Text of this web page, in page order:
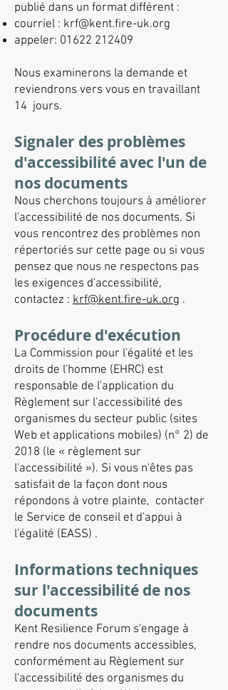
publié dans un format différent :
courriel : krf@kent.fire-uk.org
appeler: 01622 212409
Nous examinerons la demande et
reviendrons vers vous en travaillant
14 jours.
Signaler des problèmes
d'accessibilité avec l'un de
nos documents
Nous cherchons toujours à améliorer
l'accessibilité de nos documents. Si
vous rencontrez des problèmes non
répertoriés sur cette page ou si vous
pensez que nous ne respectons pas
les exigences d'accessibilité,
contactez : krf@kent.fire-uk.org .
Procédure d'exécution
La Commission pour l'égalité et les
droits de l'homme (EHRC) est
responsable de l'application du
Règlement sur l'accessibilité des
organismes du secteur public (sites
Web et applications mobiles) (n° 2) de
2018 (le « règlement sur
l'accessibilité »). Si vous n'êtes pas
satisfait de la façon dont nous
répondons à votre plainte, contacter
le Service de conseil et d'appui à
l'égalité (EASS) .
Informations techniques
sur l'accessibilité de nos
documents
Kent Resilience Forum s'engage à
rendre nos documents accessibles,
conformément au Règlement sur
l'accessibilité des organismes du